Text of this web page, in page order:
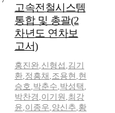
고속전철시스템
통합 및 총괄(2
차년도 연차보
고서)
홍진완,신형섭 ,김기
환,정흥채 ,조용현 ,현
승호,박춘수,박성택 ,
박찬경 ,이기원 ,최강
윤,이종우,양신추,황